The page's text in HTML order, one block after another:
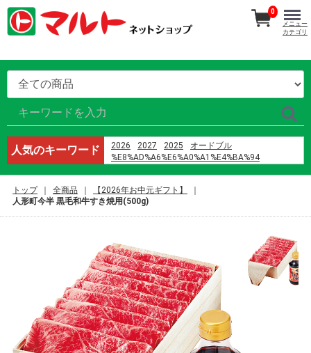
人気のキーワード 2026 2027 2025
オードブル
%E8%AD%A6%E6%A0%A1%E4%BA%94
%E9%B8%A1%E5%B7%B4
2024
%E8%A3%8F%E8%A1%A8
%E5%91%A8%E5%8D%8E%E5%81%A5
%E4%BD%9C%E8%AF%8D
%E6%AD%8C%E6%9B%B2
%E9%98%BF%E6%9D%B0 %E4%BC%B4%E5%A5%8F
%E9%98%BF%E6%B3%A2%E5%B8%82
%E4%B8%80%E6%98%87
%E6%A5%BD%E5%BF%83
0
メニュー
カテゴリ
トップ 全商品
【2026年お中元ギフト】
人形町今半 黒毛和牛すき焼用(500g)